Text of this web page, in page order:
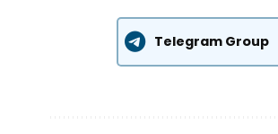
Telegram Group